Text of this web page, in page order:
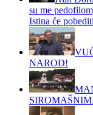
su me
Istina će
NAROD!